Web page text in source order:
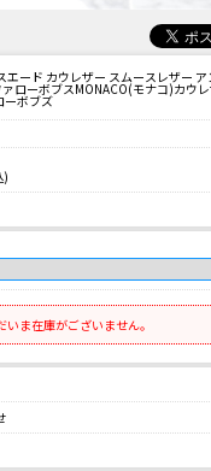
エード カウレザー スムースレザー
ローボブスMONACO(モナコ)カウ
ーボブズ
)
ま在庫がございません。